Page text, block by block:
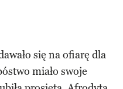
się na ofiarę dla
miało swoje